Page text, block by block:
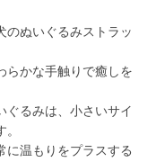
のぬいぐるみストラッ
らかな手触りで癒しを
ぐるみは、小さいサイ
に温もりをプラスする